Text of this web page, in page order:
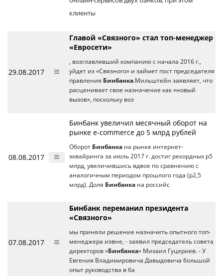
клиенты
29.08.2017
Главой «Связного» стал топ-менеджер
«Евросети»
, возглавлявший компанию с начала 2016 г.,
уйдет из «Связного» и займет пост председателя
правления Бинбанка.Мильштейн заявляет, что
расценивает свое назначение как «новый
вызов», поскольку воз
08.08.2017
Бинбанк увеличил месячный оборот на
рынке e-commerce до 5 млрд рублей
Оборот Бинбанка на рынке интернет-
эквайринга за июль 2017 г. достиг рекордных p5
млрд, увеличившись вдвое по сравнению с
аналогичным периодом прошлого года (p2,5
млрд). Доля Бинбанка на российс
07.08.2017
Бинбанк переманил президента
«Связного»
мы приняли решение назначить опытного топ-
менеджера извне, - заявил председатель совета
директоров «Бинбанка» Михаил Гуцериев. - У
Евгения Владимировича Давыдовича большой
опыт руководства в ба